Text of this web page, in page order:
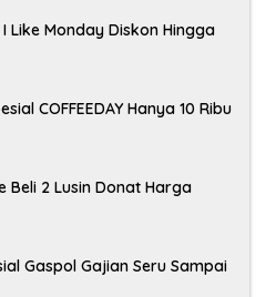
Like Monday Diskon Hingga
COFFEEDAY Hanya 10 Ribu
Beli 2 Lusin Donat Harga
Gaspol Gajian Seru Sampai